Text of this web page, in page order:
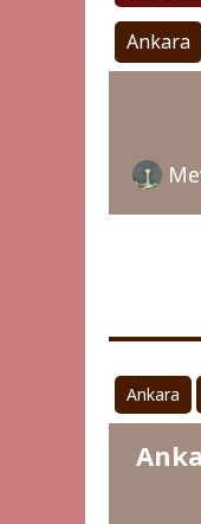
Ankara
Ankara